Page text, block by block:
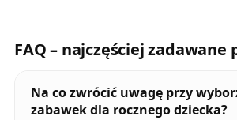
FAQ – najczęściej zadawane
Na co zwrócić uwagę przy
zabawek dla rocznego dziecka?